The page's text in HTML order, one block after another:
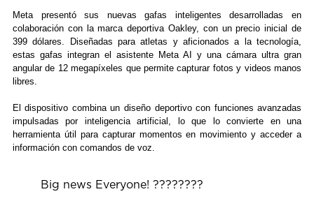
Meta presentó sus nuevas gafas inteligentes desarrolladas en
colaboración con la marca deportiva Oakley, con un precio inicial de
399 dólares. Diseñadas para atletas y aficionados a la tecnología,
estas gafas integran el asistente Meta AI y una cámara ultra gran
angular de 12 megapíxeles que permite capturar fotos y videos manos
libres.
El dispositivo combina un diseño deportivo con funciones avanzadas
impulsadas por inteligencia artificial, lo que lo convierte en una
herramienta útil para capturar momentos en movimiento y acceder a
información con comandos de voz.
Big news Everyone! ????????